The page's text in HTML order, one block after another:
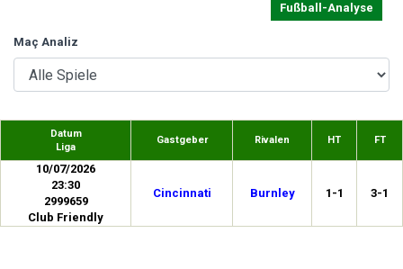
Fußball-Analyse
Maç Analiz
Datum
Liga
Gastgeber Rivalen HT FT
10/07/2026
23:30
2999659
Club Friendly
Cincinnati Burnley 1-1 3-1